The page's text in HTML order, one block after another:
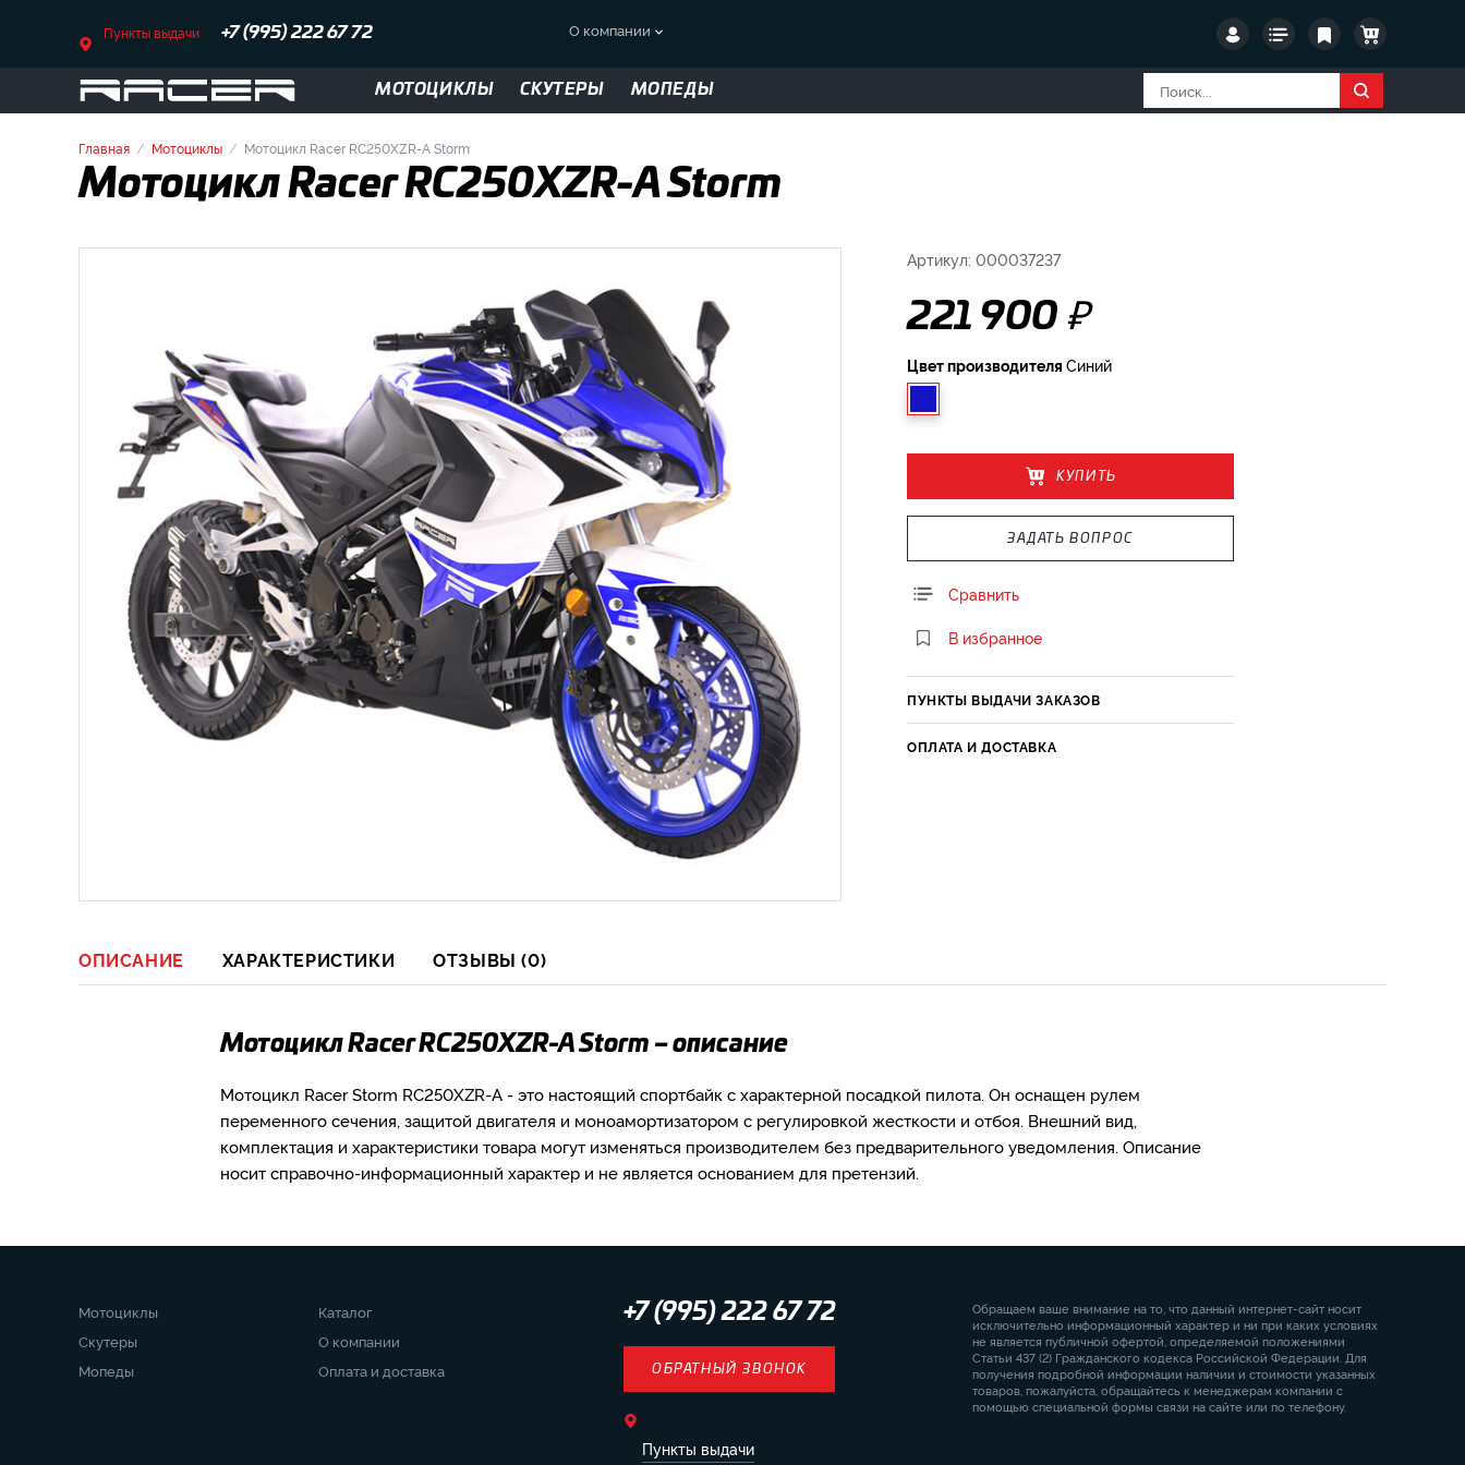
Пункты выдачи +7 (995) 222 67 72 О компании
МОТОЦИКЛЫ СКУТЕРЫ МОПЕДЫ
Главная Мотоциклы Мотоцикл Racer RC250XZR-A Storm
Мотоцикл Racer RC250XZR-A Storm
Артикул: 000037237
221 900 ₽
Цвет производителя Синий
КУПИТЬ
ЗАДАТЬ ВОПРОС
Сравнить
В избранное
ПУНКТЫ ВЫДАЧИ ЗАКАЗОВ
ОПЛАТА И ДОСТАВКА
ОПИСАНИЕ ХАРАКТЕРИСТИКИ ОТЗЫВЫ (0)
Мотоцикл Racer RC250XZR-A Storm – описание
Мотоцикл Racer Storm RC250XZR-A - это настоящий спортбайк с характерной посадкой пилота. Он оснащен рулем
переменного сечения, защитой двигателя и моноамортизатором с регулировкой жесткости и отбоя. Внешний вид,
комплектация и характеристики товара могут изменяться производителем без предварительного уведомления. Описание
носит справочно-информационный характер и не является основанием для претензий.
Мотоциклы
Скутеры
Мопеды
Каталог
О компании
Оплата и доставка
+7 (995) 222 67 72
ОБРАТНЫЙ ЗВОНОК
Пункты выдачи
Обращаем ваше внимание на то, что данный интернет-сайт носит
исключительно информационный характер и ни при каких условиях
не является публичной офертой, определяемой положениями
Статьи 437 (2) Гражданского кодекса Российской Федерации. Для
получения подробной информации наличии и стоимости указанных
товаров, пожалуйста, обращайтесь к менеджерам компании с
помощью специальной формы связи на сайте или по телефону.